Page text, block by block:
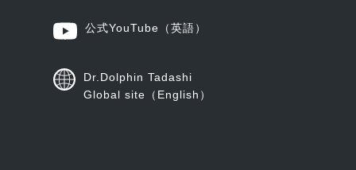
公式YouTube （英語）
Dr.Dolphin Tadashi
Global site（English）